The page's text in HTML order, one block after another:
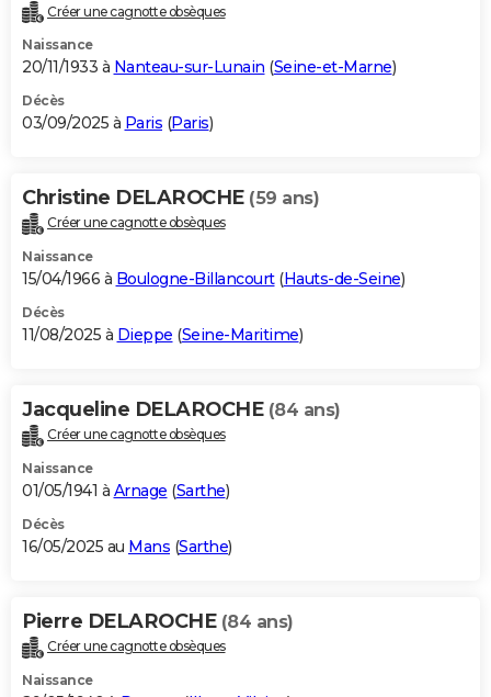
Créer une cagnotte obsèques
Naissance
20/11/1933 à Nanteau-sur-Lunain (Seine-et-Marne)
Décès
03/09/2025 à Paris (Paris)
Christine DELAROCHE (59 ans)
Créer une cagnotte obsèques
Naissance
15/04/1966 à Boulogne-Billancourt(Hauts-de-Seine)
Décès
11/08/2025 à Dieppe (Seine-Maritime)
Jacqueline DELAROCHE (84 ans)
Créer une cagnotte obsèques
Naissance
01/05/1941 à Arnage (Sarthe)
Décès
16/05/2025 au Mans (Sarthe)
Pierre DELAROCHE (84 ans)
Créer une cagnotte obsèques
Naissance